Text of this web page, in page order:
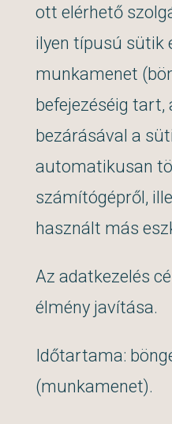
ott elérhető
ilyen típusú sütik
munkamenet
befejezéséig tart,
bezárásával a
automatikusan
számítógépről,
használt más
Az adatkezelés
élmény javítása.
Időtartama:
(munkamenet).